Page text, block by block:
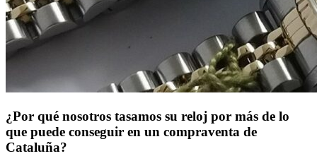
¿Por qué nosotros tasamos su reloj por más de lo
que puede conseguir en un compraventa de
Cataluña?